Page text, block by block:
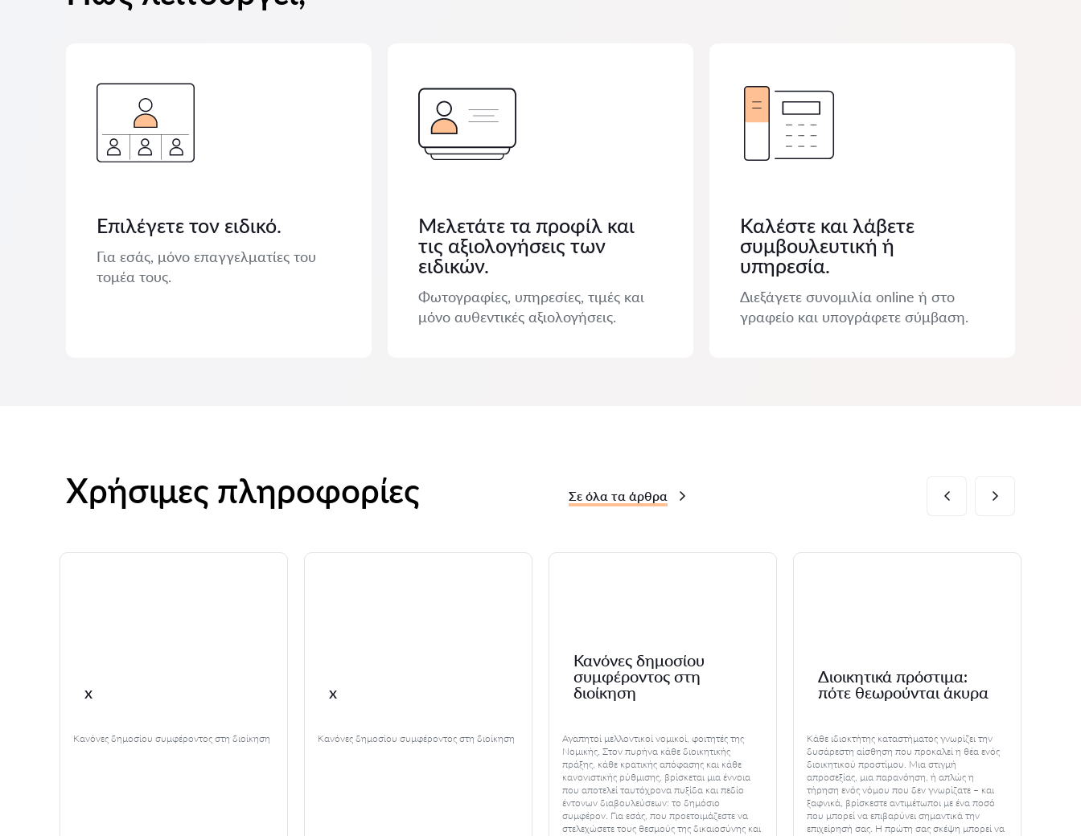
Επιλέγετε τον ειδικό.
Για εσάς, μόνο επαγγελματίες του
τομέα τους.
Μελετάτε τα προφίλ και
τις αξιολογήσεις των
ειδικών.
Φωτογραφίες, υπηρεσίες, τιμές και
μόνο αυθεντικές αξιολογήσεις.
Καλέστε και λάβετε
συμβουλευτική ή
υπηρεσία.
Διεξάγετε συνομιλία online ή στο
γραφείο και υπογράφετε σύμβαση.
Χρήσιμες πληροφορίες Σε όλα τα άρθρα
x
Κανόνες δημοσίου συμφέροντος στη διοίκηση
x
Κανόνες δημοσίου συμφέροντος στη διοίκηση
Κανόνες δημοσίου
συμφέροντος στη
διοίκηση
Αγαπητοί μελλοντικοί νομικοί, φοιτητές της
Νομικής, Στον πυρήνα κάθε διοικητικής
πράξης, κάθε κρατικής απόφασης και κάθε
κανονιστικής ρύθμισης, βρίσκεται μια έννοια
που αποτελεί ταυτόχρονα πυξίδα και πεδίο
έντονων διαβουλεύσεων: το δημόσιο
συμφέρον. Για εσάς, που προετοιμάζεστε να
στελεχώσετε τους θεσμούς της δικαιοσύνης και
Διοικητικά πρόστιμα:
πότε θεωρούνται άκυρα
Κάθε ιδιοκτήτης καταστήματος γνωρίζει την
δυσάρεστη αίσθηση που προκαλεί η θέα ενός
διοικητικού προστίμου. Μια στιγμή
απροσεξίας, μια παρανόηση, ή απλώς η
τήρηση ενός νόμου που δεν γνωρίζατε – και
ξαφνικά, βρίσκεστε αντιμέτωποι με ένα ποσό
που μπορεί να επιβαρύνει σημαντικά την
επιχείρησή σας. Η πρώτη σας σκέψη μπορεί να